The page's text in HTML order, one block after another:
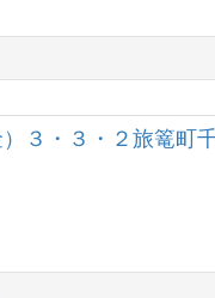
３・３・２旅篭町